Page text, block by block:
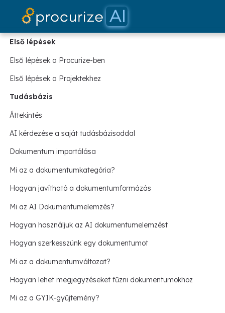
Első lépések
Első lépések a Procurize-ben
Első lépések a Projektekhez
Tudásbázis
Áttekintés
AI kérdezése a saját tudásbázisoddal
Dokumentum importálása
Mi az a dokumentumkategória?
Hogyan javítható a dokumentumformázás
Mi az AI Dokumentumelemzés?
Hogyan használjuk az AI dokumentumelemzést
Hogyan szerkesszünk egy dokumentumot
Mi az a dokumentumváltozat?
Hogyan lehet megjegyzéseket fűzni dokumentumokhoz
Mi az a GYIK-gyűjtemény?